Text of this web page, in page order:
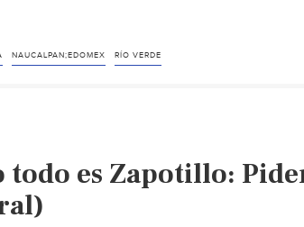
NAUCALPAN;EDOMEX RÍO VERDE
todo es Zapotillo: